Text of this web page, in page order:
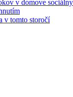
v domove
v tomto storočí